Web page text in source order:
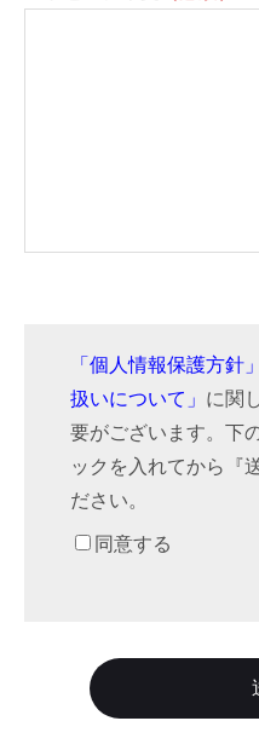
「個人情報保護方針
扱いについて」 に関
要がございます。下
ックを入れてから『
ださい。
同意する